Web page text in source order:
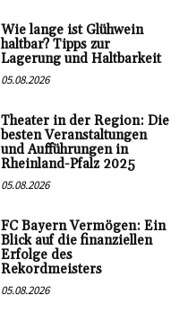
Wie lange ist Glühwein
haltbar? Tipps zur
Lagerung und Haltbarkeit
05.08.2026
Theater in der Region: Die
besten Veranstaltungen
und Aufführungen in
Rheinland-Pfalz 2025
05.08.2026
FC Bayern Vermögen: Ein
Blick auf die finanziellen
Erfolge des
Rekordmeisters
05.08.2026